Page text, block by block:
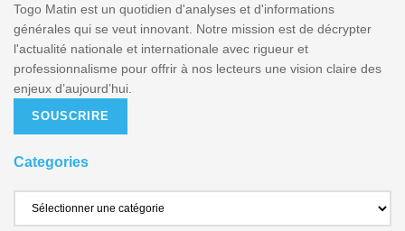
Togo Matin est un quotidien d'analyses et d'informations
générales qui se veut innovant. Notre mission est de décrypter
l'actualité nationale et internationale avec rigueur et
professionnalisme pour offrir à nos lecteurs une vision claire des
enjeux d’aujourd’hui.
SOUSCRIRE
Categories